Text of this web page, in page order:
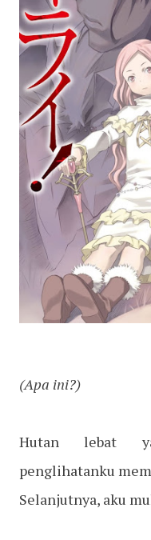
(Apa ini?)
Hutan lebat
penglihatanku
Selanjutnya, aku